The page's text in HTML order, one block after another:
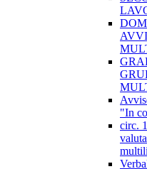
"In
circ.